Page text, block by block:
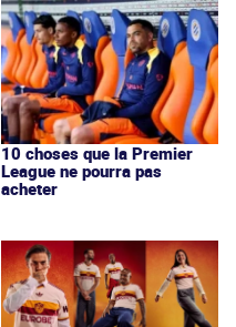
10 choses que la Premier
League ne pourra pas
acheter